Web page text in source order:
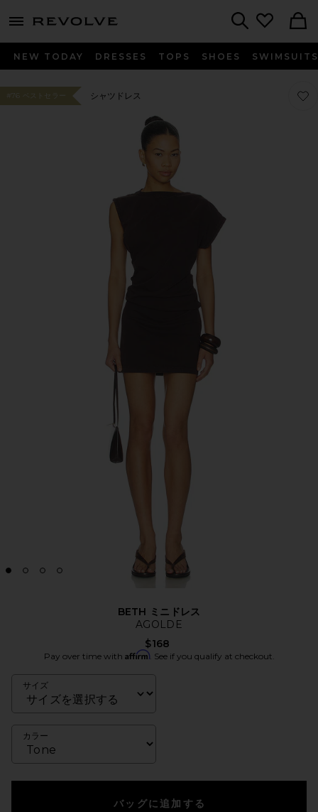
menu - shows more content
NEW TODAY DRESSES TOPS SHOES SWIMSUITS
#76 ベストセラー シャツドレス お気
お気
BETH ミニドレス
AGOLDE
$168
Pay over time with Affirm. See if you qualify at checkout.
サイズ
カラー
バッグに追加する